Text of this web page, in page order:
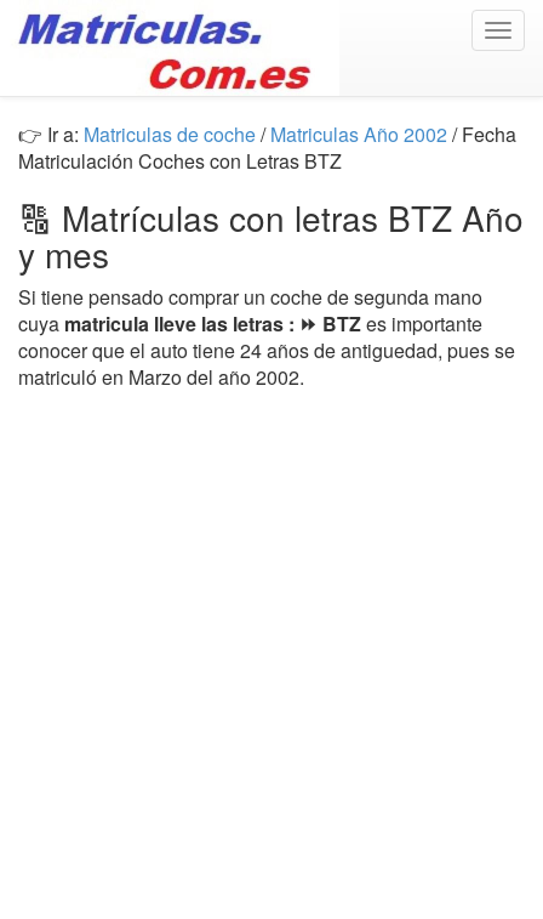
👉 Ir a: Matriculas de coche/Matriculas Año 2002 / Fecha
Matriculación Coches con Letras BTZ
🔠 Matrículas con letras BTZ Año
y mes
Si tiene pensado comprar un coche de segunda mano
cuya matricula lleve las letras : ⏩ BTZes importante
conocer que el auto tiene 24 años de antiguedad, pues se
matriculó en Marzo del año 2002.